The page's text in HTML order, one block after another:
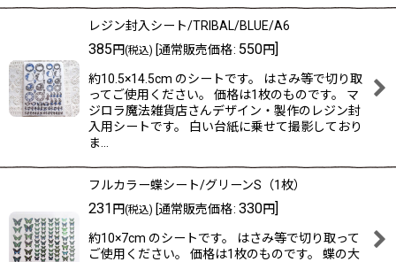
レジン封入シート/TRIBAL/BLUE/A6
385円(税込) [通常販売価格: 550円]
約10.5×14.5cm のシートです。 はさみ等で切り取
ってご使用ください。 価格は1枚のものです。 マ
ジロラ魔法雑貨店さんデザイン・製作のレジン封
入用シートです。 白い台紙に乗せて撮影しており
ま…
フルカラー蝶シート/グリーンS（1枚）
231 円(税込) [通常販売価格: 330円]
約10×7cm のシートです。 はさみ等で切り取って
ご使用ください。 価格は1枚のものです。 蝶の大